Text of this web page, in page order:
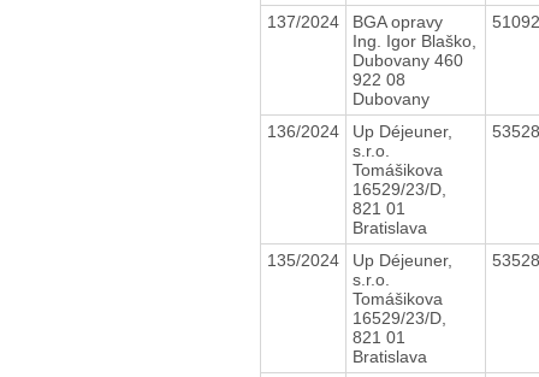
137/2024
BGA opravy
Ing. Igor Blaško,
Dubovany 460
922 08
Dubovany
136/2024
Up Déjeuner,
s.r.o.
Tomášikova
16529/23/D,
821 01
Bratislava
135/2024
Up Déjeuner,
s.r.o.
Tomášikova
16529/23/D,
821 01
Bratislava